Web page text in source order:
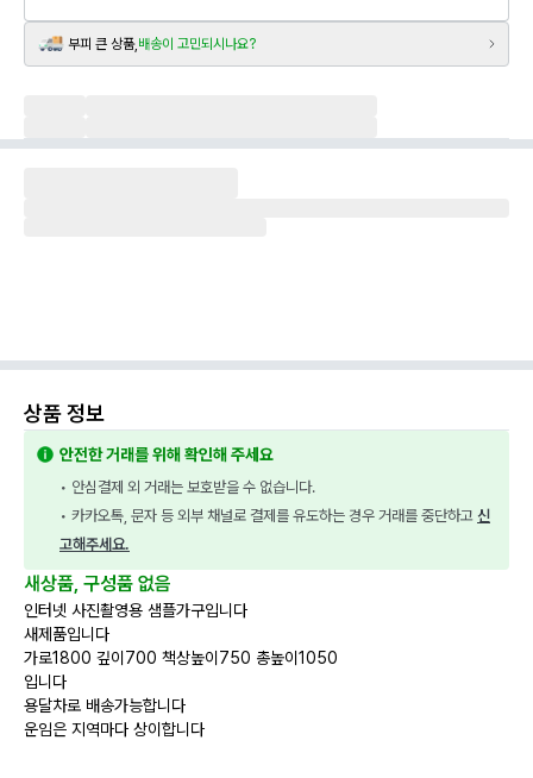
부피 큰 상품, 배송이 고민되시나요?
상품 정보
안전한 거래를 위해 확인해 주세요
• 안심결제 외 거래는 보호받을 수 없습니다.
• 카카오톡, 문자 등 외부 채널로 결제를 유도하는 경우 거래를 중단하고 신
고해주세요.
새상품, 구성품 없음
인터넷 사진촬영용 샘플가구입니다
새제품입니다
가로1800 깊이700 책상높이750 총높이1050
입니다
용달차로 배송가능합니다
운임은 지역마다 상이합니다